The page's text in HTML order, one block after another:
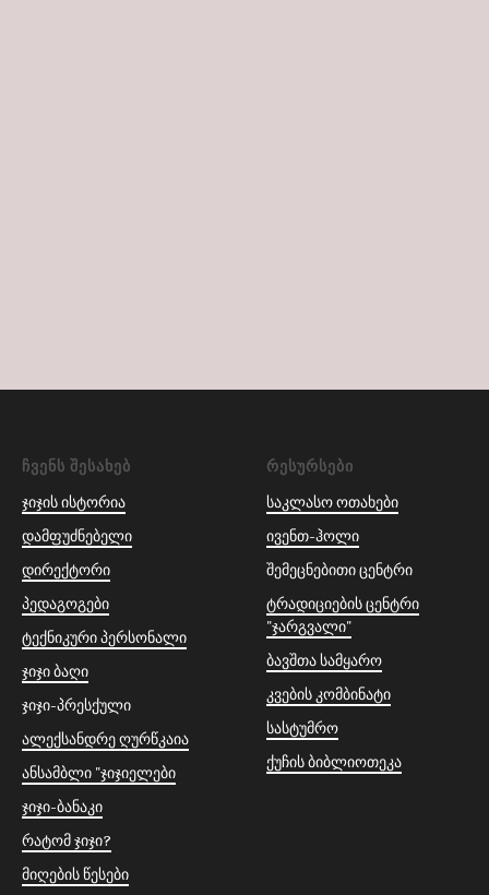
ᲩᲕᲔᲜᲡ ᲨᲔᲡᲐᲮᲔᲑ
ჯიჯის ისტორია
დამფუძნებელი
დირექტორი
პედაგოგები
ტექნიკური პერსონალი
ჯიჯი ბაღი
ჯიჯი-პრესქული
ალექსანდრე ღურწკაია
ანსამბლი "ჯიჯიელები
ჯიჯი-ბანაკი
რატომ ჯიჯი?
მიღების წესები
ᲠᲔᲡᲣᲠᲡᲔᲑᲘ
საკლასო ოთახები
ივენთ-ჰოლი
შემეცნებითი ცენტრი
ტრადიციების ცენტრი
"ჯარგვალი"
ბავშთა სამყარო
კვების კომბინატი
სასტუმრო
ქუჩის ბიბლიოთეკა